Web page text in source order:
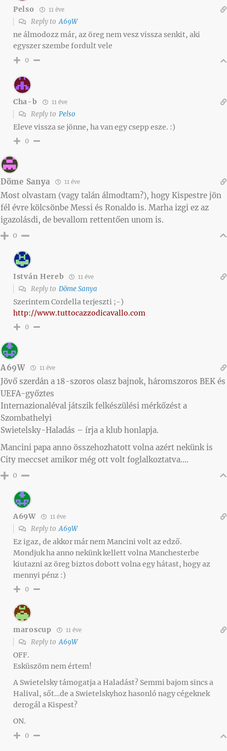
Pelso 11 éve
Reply toA69W
ne álmodozz már, az öreg nem vesz vissza senkit, aki
egyszer szembe fordult vele
0
Cha-b 11 éve
Reply to Pelso
Eleve vissza se jönne, ha van egy csepp esze. :)
0
Döme Sanya 11 éve
Most olvastam (vagy talán álmodtam?), hogy Kispestre jön
fél évre kölcsönbe Messi és Ronaldo is. Marha izgi ez az
igazolásdi, de bevallom rettentően unom is.
0
István Hereb 11 éve
Reply to Döme Sanya
Szerintem Cordella terjeszti ;-)
http://www.tuttocazzodicavallo.com
0
A69W 11 éve
Jövő szerdán a 18-szoros olasz bajnok, háromszoros BEK és
UEFA-győztes
Internazionaléval játszik felkészülési mérkőzést a
Szombathelyi
Swietelsky-Haladás – írja a klub honlapja.
Mancini papa anno összehozhatott volna azért nekünk is
City meccset amikor még ott volt foglalkoztatva….
0
A69W 11 éve
Reply toA69W
Ez igaz, de akkor már nem Mancini volt az edző.
Mondjuk ha anno nekünk kellett volna Manchesterbe
kiutazni az öreg biztos dobott volna egy hátast, hogy az
mennyi pénz :)
0
maroscup 11 éve
Reply toA69W
OFF.
Esküszöm nem értem!
A Swietelsky támogatja a Haladást? Semmi bajom sincs a
Halival, sőt…de a Swietelskyhoz hasonló nagy cégeknek
derogál a Kispest?
ON.
0